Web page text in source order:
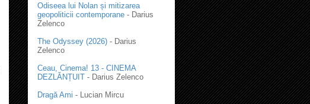
Odiseea lui Nolan și mitizarea
geopoliticii contemporane - Darius
Zelenco
The Odyssey (2026) - Darius
Zelenco
Ceau, Cinema! 13 - CINEMA
DEZLĂNȚUIT - Darius Zelenco
Dragă Ami - Lucian Mircu